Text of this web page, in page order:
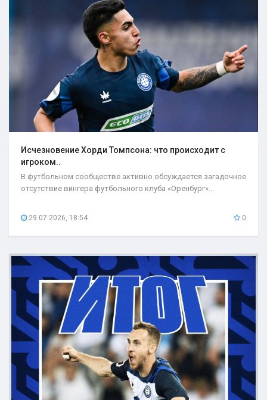
Исчезновение Хорди Томпсона: что происходит с
игроком..
В футбольном сообществе активно обсуждается загадочное
отсутствие вингера футбольного клуба «Оренбург»...
29.07.2026, 18:54 0